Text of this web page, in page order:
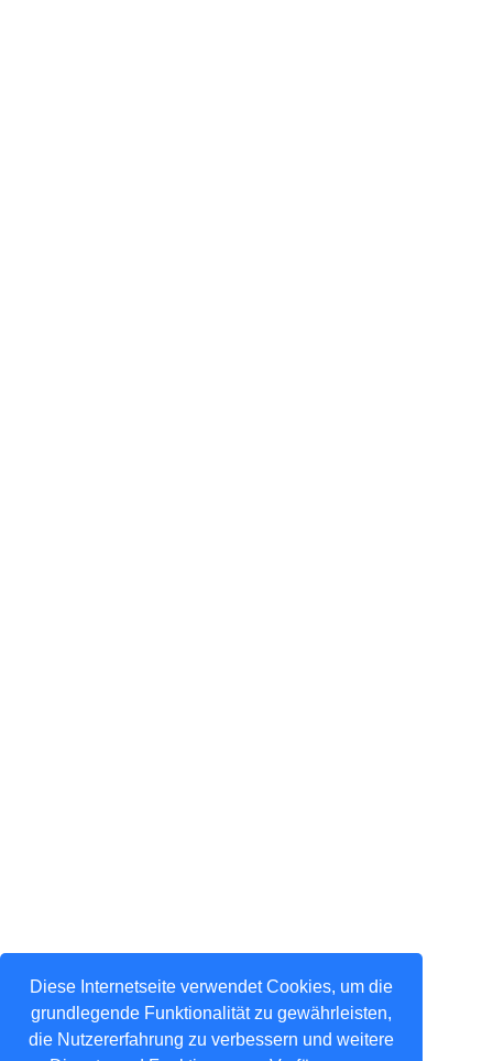
Diese Internetseite verwendet Cookies, um die
grundlegende Funktionalität zu gewährleisten,
die Nutzererfahrung zu verbessern und weitere